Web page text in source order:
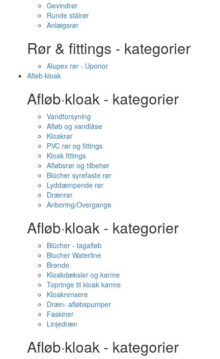
Gevindrør
Runde stålrør
Anlægsrør
Rør & fittings - kategorier
Alupex rør - Uponor
Afløb·kloak
Afløb·kloak - kategorier
Vandforsyning
Afløb og vandlåse
Kloakrør
PVC rør og fittings
Kloak fittings
Afløbsrør og tilbehør
Blücher syrefaste rør
Lyddæmpende rør
Drænrør
Anboring/Overgange
Afløb·kloak - kategorier
Blücher - tagafløb
Blucher Waterline
Brønde
Kloakdæksler og karme
Topringe til kloak karme
Kloakrensere
Dræn- afløbspumper
Faskiner
Linjedræn
Afløb·kloak - kategorier